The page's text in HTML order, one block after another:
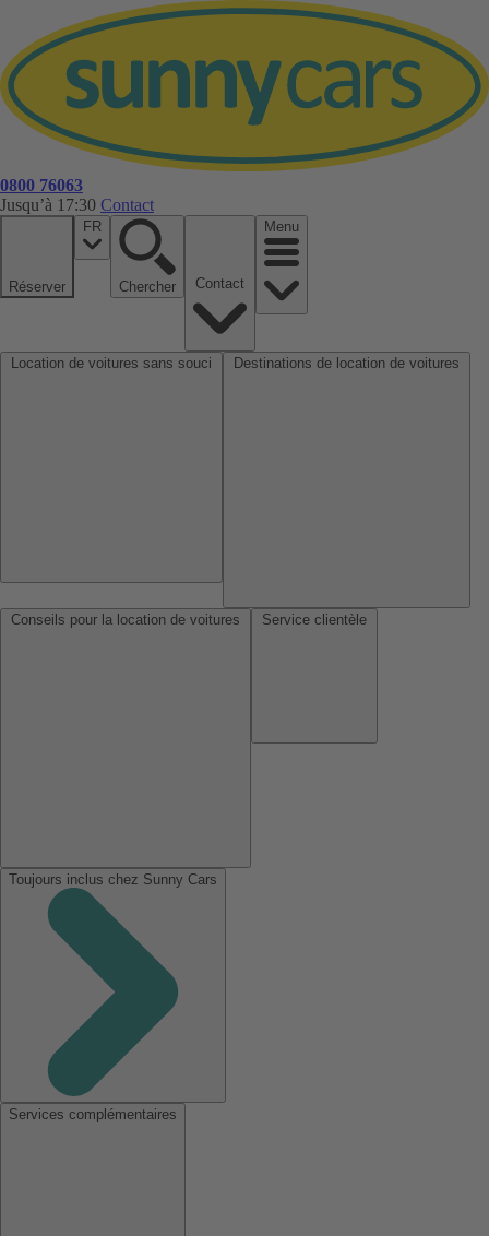
0800 76063
Jusqu’à 17:30 Contact
Réserver
FR
Chercher
Menu
Toujours inclus chez Sunny Cars
Services complémentaires